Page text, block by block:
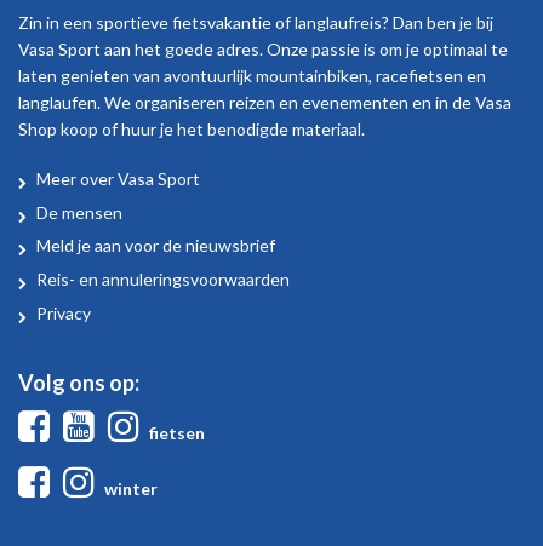
Zin in een sportieve fietsvakantie of langlaufreis? Dan ben je bij
Vasa Sport aan het goede adres. Onze passie is om je optimaal te
laten genieten van avontuurlijk mountainbiken, racefietsen en
langlaufen. We organiseren reizen en evenementen en in de Vasa
Shop koop of huur je het benodigde materiaal.
Over
Vasa
Sport
Meer over Vasa Sport
De mensen
Meld je aan voor de nieuwsbrief
Reis- en annuleringsvoorwaarden
Privacy
Volg ons op:
FacebookYoutube
fietsen
Facebook
winter